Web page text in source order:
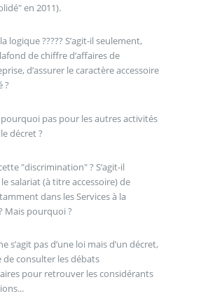
en 2011).
logique ????? S’agit-il seulement,
de chiffre d’affaires de
d’assurer le caractère accessoire
?
pas pour les autres activités
décret ?
"discrimination" ? S’agit-il
salariat (à titre accessoire) de
dans les Services à la
Mais pourquoi ?
s’agit pas d’une loi mais d’un décret,
de consulter les débats
pour retrouver les considérants